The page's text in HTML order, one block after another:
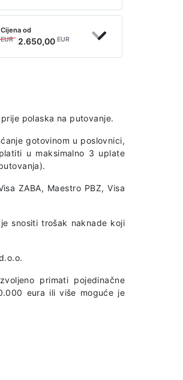
Cijena od
EUR 2.650,00 EUR
polaska na putovanje.
gotovinom u poslovnici,
u maksimalno 3 uplate
ZABA, Maestro PBZ, Visa
snositi trošak naknade koji
primati pojedinačne
eura ili više moguće je